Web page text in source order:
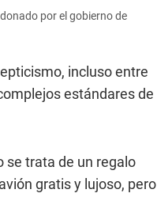
por el gobierno de
incluso entre
estándares de
se trata de un regalo
gratis y lujoso, pero